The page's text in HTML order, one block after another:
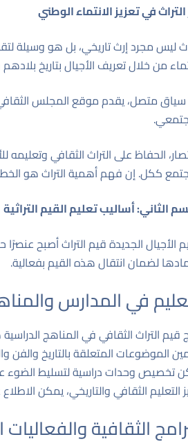
في تعزيز الانتماء الوطني
ليس مجرد إرث تاريخي، بل هو وسيلة
من خلال تعريف الأجيال بتاريخ
متصل، يقدمموقع المجلس
الحفاظ على التراث الثقافي
ككل. إن فهم أهمية التراث هو
الثاني: أساليب تعليم القيم التراثية
الأجيال الجديدة قيم التراث أصبح
لضمان انتقال هذه القيم بفعالية.
في المدارس
قيم التراث الثقافي في المناهج
الموضوعات المتعلقة بالتاريخ والفن
تخصيص وحدات دراسية لتسليط الضوء
التعليم الثقافي والتاريخي، يمكن
الثقافية